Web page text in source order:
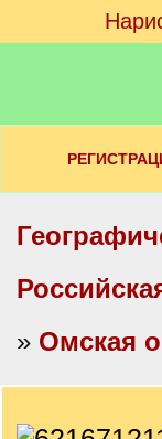
» Омская